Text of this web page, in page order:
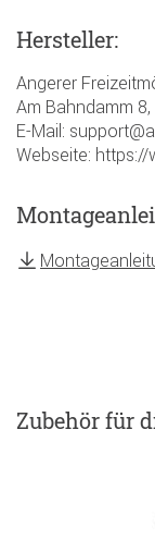
Hersteller:
Angerer
Am Bahndamm
E-Mail:
Webseite: https://
Zubehörfür